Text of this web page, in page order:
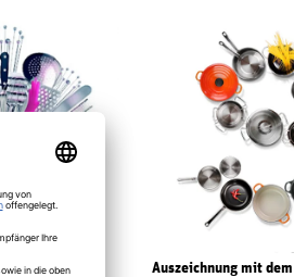
Auszeichnung mit